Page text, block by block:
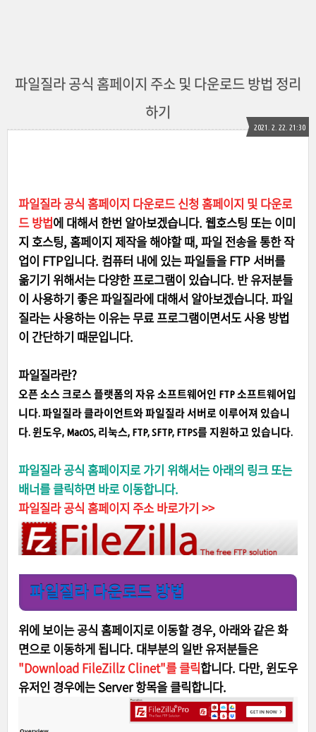
파일질라 공식 홈페이지 주소 및 다운로드 방법 정리
하기
2021. 2. 22. 21:30
파일질라 공식 홈페이지 다운로드 신청 홈페이지 및 다운로
드 방법에 대해서 한번 알아보겠습니다. 웹호스팅 또는 이미
지 호스팅, 홈페이지 제작을 해야할 때, 파일 전송을 통한 작
업이 FTP입니다. 컴퓨터 내에 있는 파일들을 FTP 서버를
옮기기 위해서는 다양한 프로그램이 있습니다. 반 유저분들
이 사용하기 좋은 파일질라에 대해서 알아보겠습니다. 파일
질라는 사용하는 이유는 무료 프로그램이면서도 사용 방법
이 간단하기 때문입니다.
파일질라란?
오픈 소스 크로스 플랫폼의 자유 소프트웨어인 FTP 소프트웨어입
니다. 파일질라 클라이언트와 파일질라 서버로 이루어져 있습니
다. 윈도우, MacOS, 리눅스, FTP, SFTP, FTPS를 지원하고 있습니다.
파일질라 공식 홈페이지로 가기 위해서는 아래의 링크 또는
배너를 클릭하면 바로 이동합니다.
파일질라 공식 홈페이지 주소 바로가기 >>
파일질라 다운로드 방법
위에 보이는 공식 홈페이지로 이동할 경우, 아래와 같은 화
면으로 이동하게 됩니다. 대부분의 일반 유저분들은
"Download FileZillz Clinet"를 클릭합니다. 다만, 윈도우
유저인 경우에는 Server 항목을 클릭합니다.